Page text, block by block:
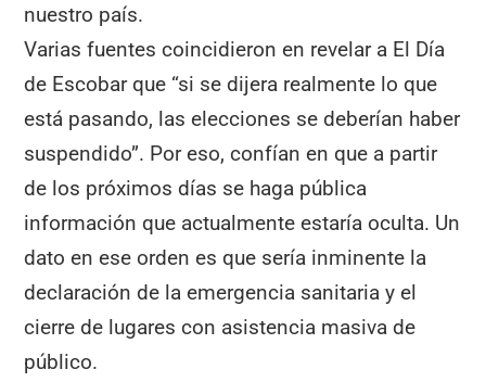
nuestro país.
Varias fuentes coincidieron en revelar a El Día
de Escobar que “si se dijera realmente lo que
está pasando, las elecciones se deberían haber
suspendido”. Por eso, confían en que a partir
de los próximos días se haga pública
información que actualmente estaría oculta. Un
dato en ese orden es que sería inminente la
declaración de la emergencia sanitaria y el
cierre de lugares con asistencia masiva de
público.